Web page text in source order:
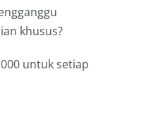
khusus?
untuk setiap